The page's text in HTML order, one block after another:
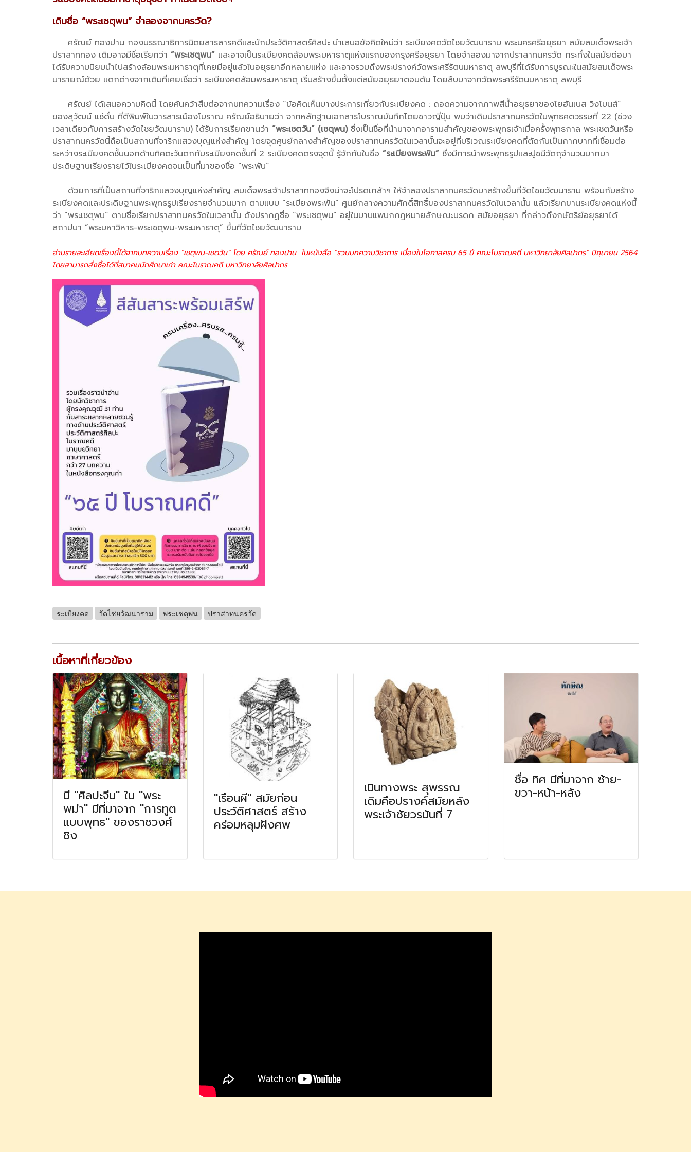
เดิมชื่อ “พระเชตุพน” จำลองจากนครวัด?
ศรัณย์ ทองปาน กองบรรณาธิการนิตยสารสารคดีและนักประวัติศาสตร์ศิลปะ นำเสนอข้อคิดใหม่ว่า ระเบียงคดวัดไชยวัฒนาราม พระนครศรีอยุธยา สมัยสมเด็จพระเจ้า
ปราสาททอง เดิมอาจมีชื่อเรียกว่า “พระเชตุพน” และอาจเป็นระเบียงคดล้อมพระมหาธาตุแห่งแรกของกรุงศรีอยุธยา โดยจำลองมาจากปราสาทนครวัด กระทั่งในสมัยต่อมา
ได้รับความนิยมนำไปสร้างล้อมพระมหาธาตุที่เคยมีอยู่แล้วในอยุธยาอีกหลายแห่ง และอาจรวมถึงพระปรางค์วัดพระศรีรัตนมหาธาตุ ลพบุรีที่ได้รับการบูรณะในสมัยสมเด็จพระ
นารายณ์ด้วย แตกต่างจากเดิมที่เคยเชื่อว่า ระเบียงคดล้อมพระมหาธาตุ เริ่มสร้างขึ้นตั้งแต่สมัยอยุธยาตอนต้น โดยสืบมาจากวัดพระศรีรัตนมหาธาตุ ลพบุรี
ศรัณย์ ได้เสนอความคิดนี้ โดยค้นคว้าสืบต่อจากบทความเรื่อง “ข้อคิดเห็นบางประการเกี่ยวกับระเบียงคด : ถอดความจากภาพสีน้ำอยุธยาของโยฮันเนส วิงโบนส์”
ของสุวัฒน์ แซ่ดั่น ที่ตีพิมพ์ในวารสารเมืองโบราณ ศรัณย์อธิบายว่า จากหลักฐานเอกสารโบราณบันทึกโดยชาวญี่ปุ่น พบว่าเดิมปราสาทนครวัดในพุทธศตวรรษที่ 22 (ช่วง
เวลาเดียวกับการสร้างวัดไชยวัฒนาราม) ได้รับการเรียกขานว่า “พระเชตวัน” (เชตุพน)ซึ่งเป็นชื่อที่นำมาจากอารามสำคัญของพระพุทธเจ้าเมื่อครั้งพุทธกาล พระเชตวันหรือ
ปราสาทนครวัดนี้ถือเป็นสถานที่จาริกแสวงบุญแห่งสำคัญ โดยจุดศูนย์กลางสำคัญของปราสาทนครวัดในเวลานั้นจะอยู่ที่บริเวณระเบียงคดที่ตัดกันเป็นกากบาทที่เชื่อมต่อ
ระหว่างระเบียงคดชั้นนอกด้านทิศตะวันตกกับระเบียงคดชั้นที่ 2 ระเบียงคดตรงจุดนี้ รู้จักกันในชื่อ “ระเบียงพระพัน” ซึ่งมีการนำพระพุทธรูปและปูชนีวัตถุจำนวนมากมา
ประดิษฐานเรียงรายไว้ในระเบียงคดจนเป็นที่มาของชื่อ “พระพัน”
ด้วยการที่เป็นสถานที่จาริกแสวงบุญแห่งสำคัญ สมเด็จพระเจ้าปราสาททองจึงน่าจะโปรดเกล้าฯ ให้จำลองปราสาทนครวัดมาสร้างขึ้นที่วัดไชยวัฒนาราม พร้อมกับสร้าง
ระเบียงคดและประดิษฐานพระพุทธรูปเรียงรายจำนวนมาก ตามแบบ “ระเบียงพระพัน” ศูนย์กลางความศักดิ์สิทธิ์ของปราสาทนครวัดในเวลานั้น แล้วเรียกขานระเบียงคดแห่งนี้
ว่า “พระเชตุพน” ตามชื่อเรียกปราสาทนครวัดในเวลานั้น ดังปรากฏชื่อ “พระเชตุพน” อยู่ในบานแพนกกฎหมายลักษณะมรดก สมัยอยุธยา ที่กล่าวถึงกษัตริย์อยุธยาได้
สถาปนา “พระมหาวิหาร-พระเชตุพน-พระมหาธาตุ” ขึ้นที่วัดไชยวัฒนาราม
อ่านรายละเอียดเรื่องนี้ได้จากบทความเรื่อง “เชตุพน-เชตวัน” โดย ศรัณย์ ทองปาน ในหนังสือ “รวมบทความวิชาการ เนื่องในโอกาสครบ 65 ปี คณะโบราณคดี มหาวิทยาลัยศิลปากร” มิถุนายน 2564
โดยสามารถสั่งซื้อได้ที่สมาคมนักศึกษาเก่า คณะโบราณคดี มหาวิทยาลัยศิลปากร
ระเบียงคด วัดไชยวัฒนาราม พระเชตุพน ปราสาทนครวัด
เนื้อหาที่เกี่ยวข้อง
มี "ศิลปะจีน" ใน "พระ
พม่า" มีที่มาจาก "การทูต
แบบพุทธ" ของราชวงศ์
ชิง
"เรือนผี" สมัยก่อน
ประวัติศาสตร์ สร้าง
คร่อมหลุมฝังศพ
เนินทางพระ สุพรรณ
เดิมคือปรางค์สมัยหลัง
พระเจ้าชัยวรมันที่ 7
ชื่อ ทิศ มีที่มาจาก ซ้าย-
ขวา-หน้า-หลัง